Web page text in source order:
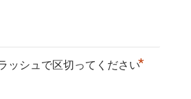
ッシュで区切ってください*